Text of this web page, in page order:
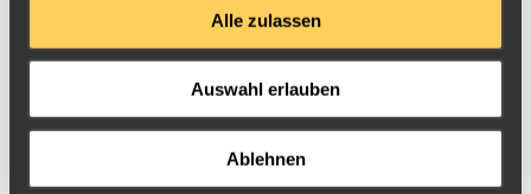
Alle zulassen
Auswahl erlauben
Ablehnen
18mm
Gestaltung China Panda 2021